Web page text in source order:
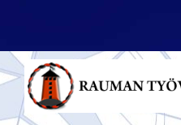
Siirry
sisältöön